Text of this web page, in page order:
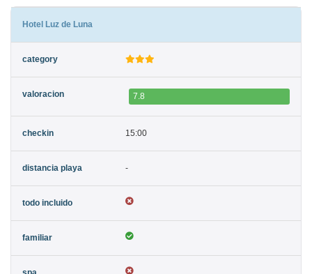
Hotel Luz de Luna
7.8
15:00
-